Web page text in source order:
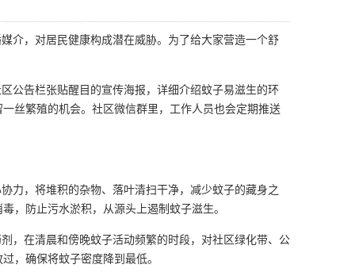
介，对居民健康构成潜在威胁。为了给大家营造一个舒
公告栏张贴醒目的宣传海报，详细介绍蚊子易滋生的环
丝繁殖的机会。社区微信群里，工作人员也会定期推送
，将堆积的杂物、落叶清扫干净， 减少蚊子的藏身之
，防止污水淤积，从源头上遏制蚊子滋生。
，在清晨和傍晚蚊子活动频繁的时段，对社区绿化带、公
，确保将蚊子密度降到最低。